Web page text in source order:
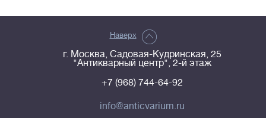
Наверх
г. Москва, Садовая-Кудринская, 25
"Антикварный центр", 2-й этаж
+7 (968) 744-64-92
info@anticvarium.ru